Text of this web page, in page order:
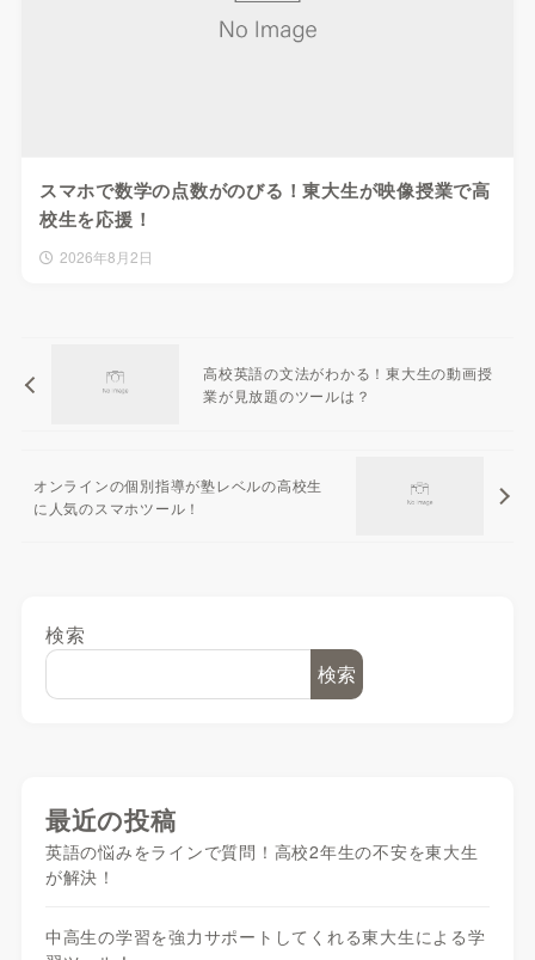
スマホで数学の点数がのびる！東大生が映像授業で高
校生を応援！
2026年8月2日
高校英語の文法がわかる！東大生の動画授
業が見放題のツールは？
オンラインの個別指導が塾レベルの高校生
に人気のスマホツール！
検索
検索
最近の投稿
英語の悩みをラインで質問！高校2年生の不安を東大生
が解決！
中高生の学習を強力サポートしてくれる東大生による学